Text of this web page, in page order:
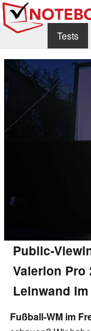
Tests
Benchmarks &
Kaufberatung
Forum
Public-
Valerion Pro
Leinwand
Fußball-WM im